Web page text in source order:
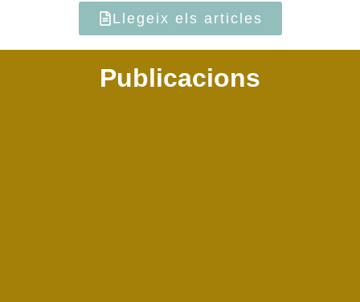
Llegeix els articles
Publicacions